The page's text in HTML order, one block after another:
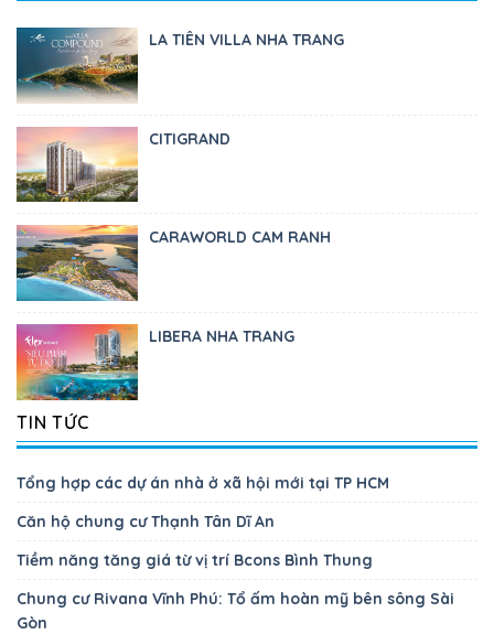
LA TIÊN VILLA NHA TRANG
CITIGRAND
CARAWORLD CAM RANH
LIBERA NHA TRANG
TIN TỨC
Tổng hợp các dự án nhà ở xã hội mới tại TP HCM
Căn hộ chung cư Thạnh Tân Dĩ An
Tiềm năng tăng giá từ vị trí Bcons Bình Thung
Chung cư Rivana Vĩnh Phú: Tổ ấm hoàn mỹ bên sông Sài
Gòn